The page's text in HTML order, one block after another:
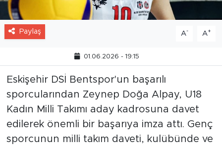
Paylaş A- A+
01.06.2026 - 19:15
Eskişehir DSİ Bentspor'un başarılı
sporcularından Zeynep Doğa Alpay, U18
Kadın Milli Takımı aday kadrosuna davet
edilerek önemli bir başarıya imza attı. Genç
sporcunun milli takım daveti, kulübünde ve